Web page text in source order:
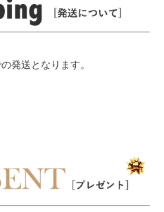
発送となります。